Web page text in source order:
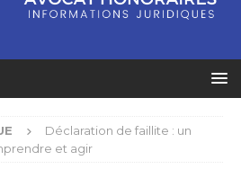
Déclaration de faillite : un
et agir